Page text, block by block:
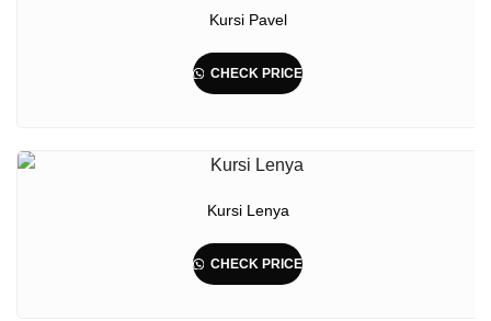
Kursi Pavel
CHECK PRICE
Kursi Lenya
CHECK PRICE